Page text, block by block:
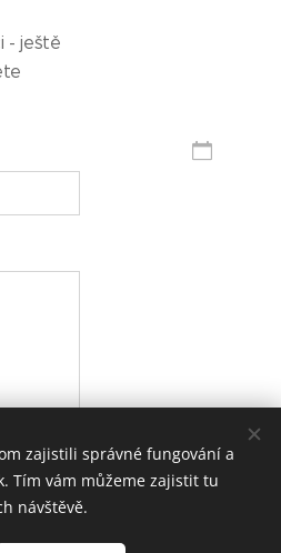
- ještě
zajistili správné fungování a
Tím vám můžeme zajistit tu
návštěvě.